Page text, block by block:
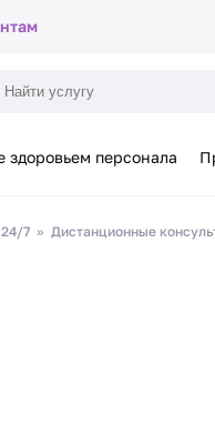
здоровьем персонала
7 Дистанционные